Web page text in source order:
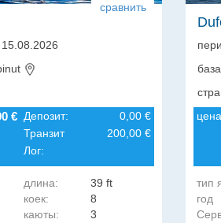
сравнить
€ Депозит:
0,00 €
Транзит
Лог:
200,00 €
длина:
39 ft
коек:
8
каюты:
3
цена
тип
год